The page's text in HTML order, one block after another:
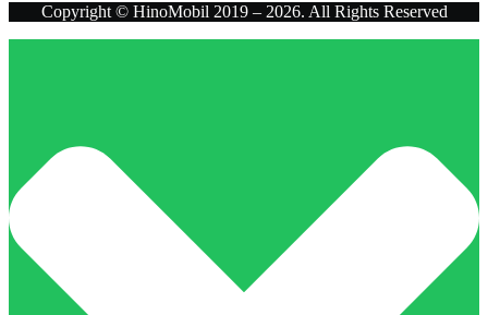
Copyright © HinoMobil 2019 – 2026. All Rights Reserved